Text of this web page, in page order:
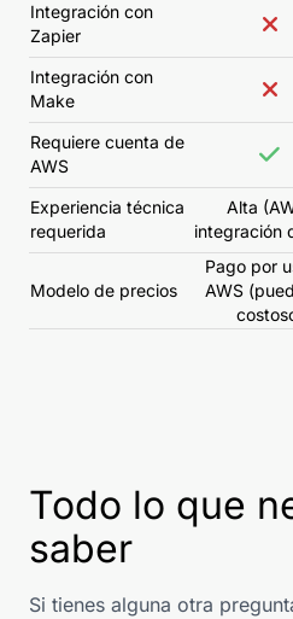
Integración con
Zapier
Integración con
Make
Requiere cuenta de
AWS
Experiencia técnica
requerida
Alta
integración
Modelo de precios
Pago por
AWS
Todo lo que
saber
Si tienes alguna otra